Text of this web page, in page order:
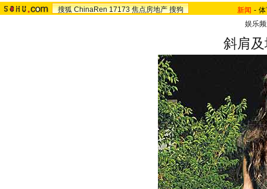
搜狐 ChinaRen 17173 焦点房地产 搜狗 新闻 -
娱乐
斜肩